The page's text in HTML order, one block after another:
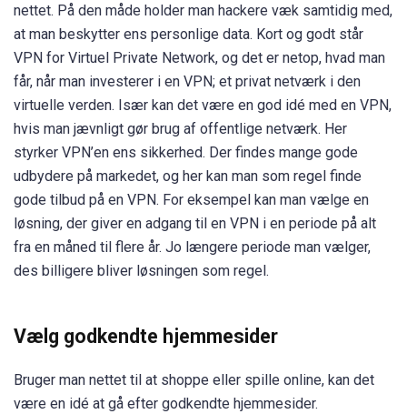
nettet. På den måde holder man hackere væk samtidig med,
at man beskytter ens personlige data. Kort og godt står
VPN for Virtuel Private Network, og det er netop, hvad man
får, når man investerer i en VPN; et privat netværk i den
virtuelle verden. Især kan det være en god idé med en VPN,
hvis man jævnligt gør brug af offentlige netværk. Her
styrker VPN’en ens sikkerhed. Der findes mange gode
udbydere på markedet, og her kan man som regel finde
gode tilbud på en VPN. For eksempel kan man vælge en
løsning, der giver en adgang til en VPN i en periode på alt
fra en måned til flere år. Jo længere periode man vælger,
des billigere bliver løsningen som regel.
Vælg godkendte hjemmesider
Bruger man nettet til at shoppe eller spille online, kan det
være en idé at gå efter godkendte hjemmesider.